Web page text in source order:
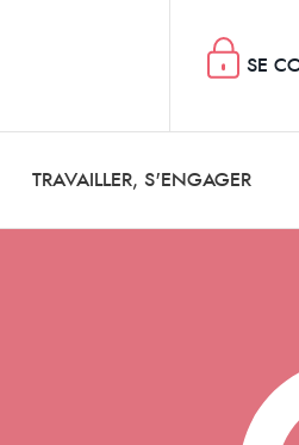
TRAVAILLER, S'ENGAGER
SE